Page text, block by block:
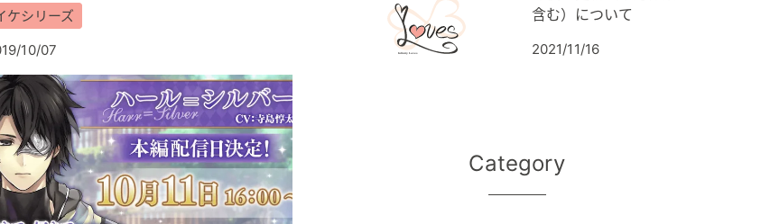
ケシリーズ
10/07
含む）について
2021/11/16
Category